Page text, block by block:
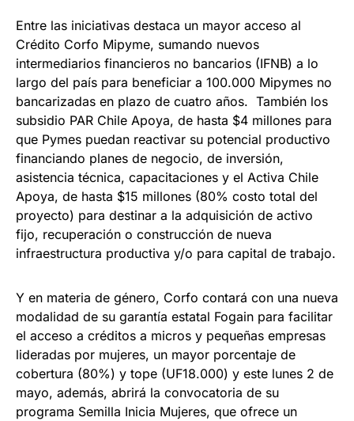
Entre las iniciativas destaca un mayor acceso al
Crédito Corfo Mipyme, sumando nuevos
intermediarios financieros no bancarios (IFNB) a lo
largo del país para beneficiar a 100.000 Mipymes no
bancarizadas en plazo de cuatro años. También los
subsidio PAR Chile Apoya, de hasta $4 millones para
que Pymes puedan reactivar su potencial productivo
financiando planes de negocio, de inversión,
asistencia técnica, capacitaciones y el Activa Chile
Apoya, de hasta $15 millones (80% costo total del
proyecto) para destinar a la adquisición de activo
fijo, recuperación o construcción de nueva
infraestructura productiva y/o para capital de trabajo.
Y en materia de género, Corfo contará con una nueva
modalidad de su garantía estatal Fogain para facilitar
el acceso a créditos a micros y pequeñas empresas
lideradas por mujeres, un mayor porcentaje de
cobertura (80%) y tope (UF18.000) y este lunes 2 de
mayo, además, abrirá la convocatoria de su
programa Semilla Inicia Mujeres, que ofrece un